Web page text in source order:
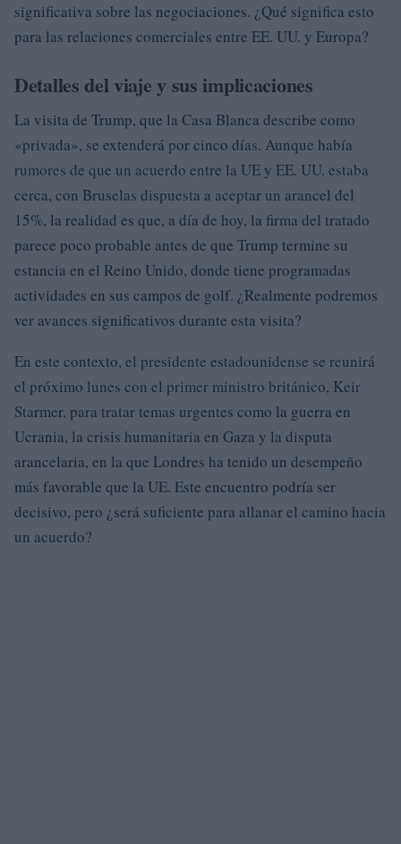
significativa sobre las negociaciones. ¿Qué significa esto
para las relaciones comerciales entre EE. UU. y Europa?
Detalles del viaje y sus implicaciones
La visita de Trump, que la Casa Blanca describe como
«privada», se extenderá por cinco días. Aunque había
rumores de que un acuerdo entre la UE y EE. UU. estaba
cerca, con Bruselas dispuesta a aceptar un arancel del
15%, la realidad es que, a día de hoy, la firma del tratado
parece poco probable antes de que Trump termine su
estancia en el Reino Unido, donde tiene programadas
actividades en sus campos de golf. ¿Realmente podremos
ver avances significativos durante esta visita?
En este contexto, el presidente estadounidense se reunirá
el próximo lunes con el primer ministro británico, Keir
Starmer, para tratar temas urgentes como la guerra en
Ucrania, la crisis humanitaria en Gaza y la disputa
arancelaria, en la que Londres ha tenido un desempeño
más favorable que la UE. Este encuentro podría ser
decisivo, pero ¿será suficiente para allanar el camino hacia
un acuerdo?